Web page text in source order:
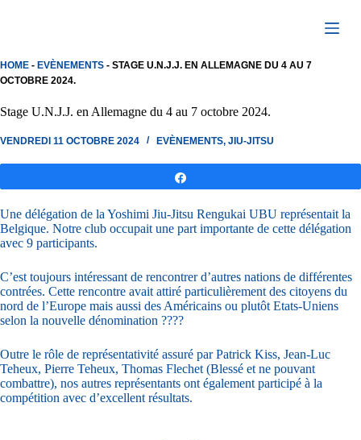
HOME - EVÈNEMENTS - STAGE U.N.J.J. EN ALLEMAGNE DU 4 AU 7
OCTOBRE 2024.
Stage U.N.J.J. en Allemagne du 4 au 7 octobre 2024.
VENDREDI 11 OCTOBRE 2024 EVÈNEMENTS, JIU-JITSU
Une délégation de la Yoshimi Jiu-Jitsu Rengukai UBU représentait la
Belgique. Notre club occupait une part importante de cette délégation
avec 9 participants.
C’est toujours intéressant de rencontrer d’autres nations de différentes
contrées. Cette rencontre avait attiré particulièrement des citoyens du
nord de l’Europe mais aussi des Américains ou plutôt Etats-Uniens
selon la nouvelle dénomination ????
Outre le rôle de représentativité assuré par Patrick Kiss, Jean-Luc
Teheux, Pierre Teheux, Thomas Flechet (Blessé et ne pouvant
combattre), nos autres représentants ont également participé à la
compétition avec d’excellent résultats.